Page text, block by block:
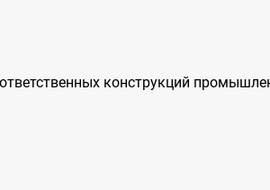
конструкций